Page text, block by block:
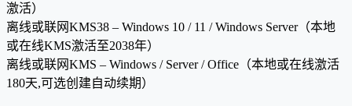
激活）
离线或联网KMS38 – Windows 10 / 11 / Windows Server（本地
或在线KMS激活至2038年）
离线或联网KMS – Windows / Server / Office（本地或在线激活
180天,可选创建自动续期）